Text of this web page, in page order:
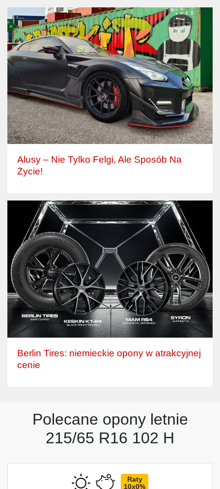
Alusy – Nie Tylko Felgi, Ale Sposób Na
Życie!
Berlin Tires: niemieckie opony w atrakcyjnej
cenie
Polecane opony letnie
215/65 R16 102 H
Raty
10x0%